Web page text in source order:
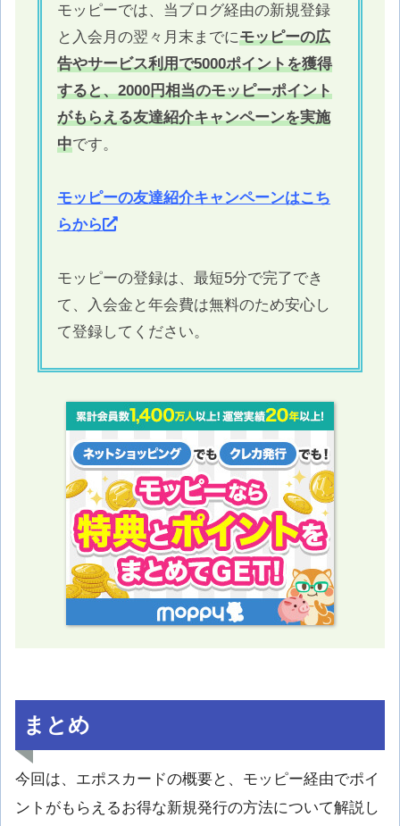
モッピーでは、当ブログ経由の新規登録
と入会月の翌々月末までにモッピーの広
告やサービス利用で5000ポイントを獲得
すると、2000円相当のモッピーポイント
がもらえる友達紹介キャンペーンを実施
中です。
モッピーの友達紹介キャンペーンはこち
らから
モッピーの登録は、最短5分で完了でき
て、入会金と年会費は無料のため安心し
て登録してください。
まとめ
今回は、エポスカードの概要と、モッピー経由でポイ
ントがもらえるお得な新規発行の方法について解説し